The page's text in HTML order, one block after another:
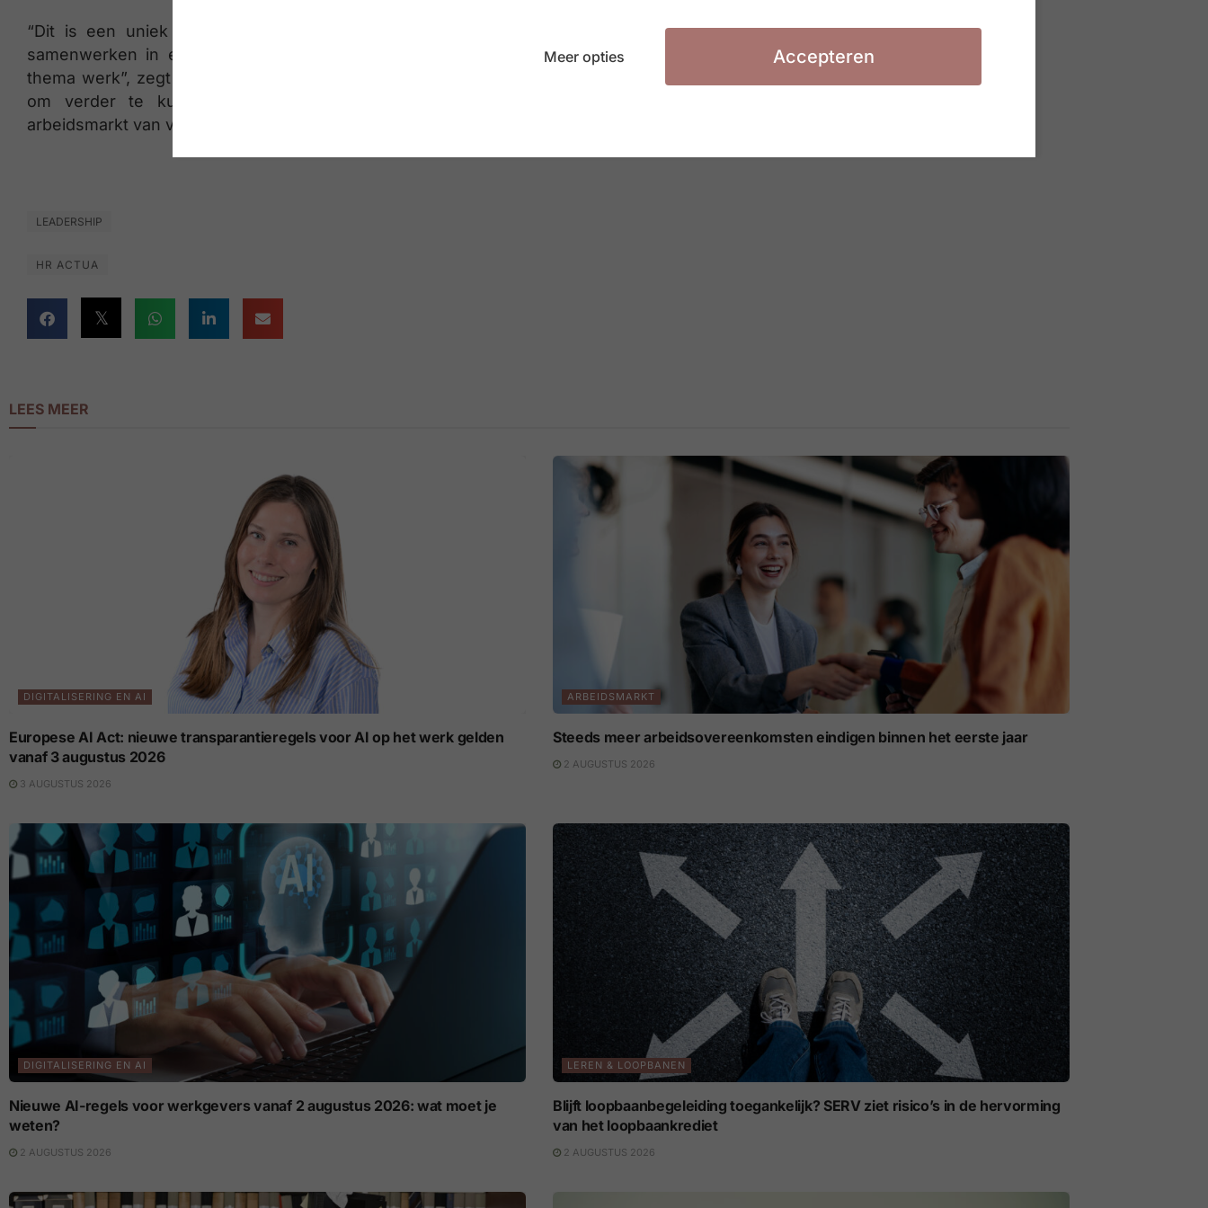
“Dit is een uniek verhaal van een groep gelijkgestemde professionals die kennis delen en
samenwerken in een warme en dynamische sfeer, en mensen samen wil brengen rond het
thema werk”, zegt Anke Ulens. “Onze brands hebben een sterke eigen merknaam en identiteit
om verder te kunnen groeien. Met hun specialismen bieden we oplossingen voor de
arbeidsmarkt van vandaag en morgen.
LEADERSHIP
HR ACTUA
LEES MEER
DIGITALISERING EN AI
Europese AI Act: nieuwe transparantieregels voor AI op het werk gelden
vanaf 3 augustus 2026
3 AUGUSTUS 2026
ARBEIDSMARKT
Steeds meer arbeidsovereenkomsten eindigen binnen het eerste jaar
2 AUGUSTUS 2026
DIGITALISERING EN AI
Nieuwe AI-regels voor werkgevers vanaf 2 augustus 2026: wat moet je
weten?
2 AUGUSTUS 2026
LEREN & LOOPBANEN
Blijft loopbaanbegeleiding toegankelijk? SERV ziet risico’s in de hervorming
van het loopbaankrediet
2 AUGUSTUS 2026
Meer opties Accepteren